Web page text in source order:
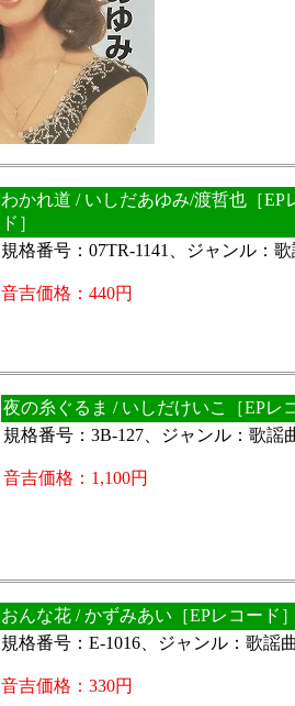
わかれ道 / いしだあゆみ/渡哲也［EP
ド］
規格番号：07TR-1141、ジャンル：
音吉価格：440円
夜の糸ぐるま / いしだけいこ［EPレ
規格番号：3B-127、ジャンル：歌謡
音吉価格：1,100円
おんな花 / かずみあい［EPレコード
規格番号：E-1016、ジャンル：歌謡
音吉価格：330円